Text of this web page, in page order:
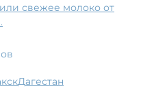
свежее молоко от
Дагестан